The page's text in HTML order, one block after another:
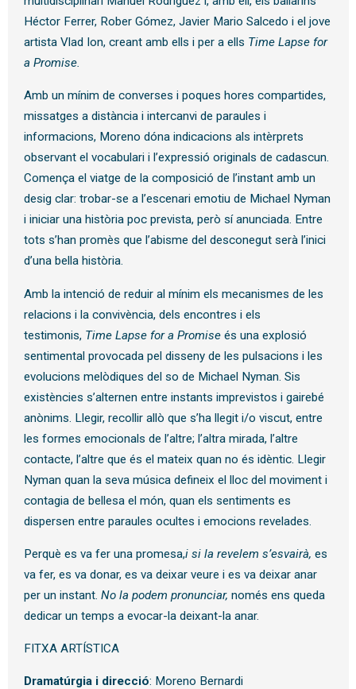
Héctor Ferrer, Rober Gómez, Javier Mario Salcedo i el jove
artista Vlad Ion, creant amb ells i per a ells Time Lapse for
a Promise.
Amb un mínim de converses i poques hores compartides,
missatges a distància i intercanvi de paraules i
informacions, Moreno dóna indicacions als intèrprets
observant el vocabulari i l’expressió originals de cadascun.
Comença el viatge de la composició de l’instant amb un
desig clar: trobar-se a l’escenari emotiu de Michael Nyman
i iniciar una història poc prevista, però sí anunciada. Entre
tots s’han promès que l’abisme del desconegut serà l’inici
d’una bella història.
Amb la intenció de reduir al mínim els mecanismes de les
relacions i la convivència, dels encontres i els
testimonis, Time Lapse for a Promiseés una explosió
sentimental provocada pel disseny de les pulsacions i les
evolucions melòdiques del so de Michael Nyman. Sis
existències s’alternen entre instants imprevistos i gairebé
anònims. Llegir, recollir allò que s’ha llegit i/o viscut, entre
les formes emocionals de l’altre; l’altra mirada, l’altre
contacte, l’altre que és el mateix quan no és idèntic. Llegir
Nyman quan la seva música defineix el lloc del moviment i
contagia de bellesa el món, quan els sentiments es
dispersen entre paraules ocultes i emocions revelades.
Perquè es va fer una promesa,i si la revelem s’esvairà, es
va fer, es va donar, es va deixar veure i es va deixar anar
per un instant. No la podem pronunciar, només ens queda
dedicar un temps a evocar-la deixant-la anar.
FITXA ARTÍSTICA
Dramatúrgia i direcció: Moreno Bernardi